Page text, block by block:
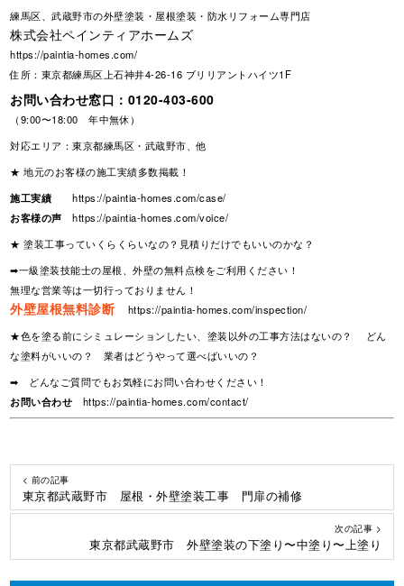
練馬区、武蔵野市の外壁塗装・屋根塗装・防水リフォーム専門店
株式会社ペインティアホームズ
https://paintia-homes.com/
住所：東京都練馬区上石神井4-26-16 ブリリアントハイツ1F
お問い合わせ窓口： 0120-403-600
（9:00〜18:00 年中無休）
対応エリア：東京都練馬区・武蔵野市、他
★ 地元のお客様の施工実績多数掲載！
施工実績
https://paintia-homes.com/case/
お客様の声
https://paintia-homes.com/voice/
★ 塗装工事っていくらくらいなの？見積りだけでもいいのかな？
➡一級塗装技能士の屋根、外壁の無料点検をご利用ください！
無理な営業等は一切行っておりません！
外壁屋根無料診断
https://paintia-homes.com/inspection/
★色を塗る前にシミュレーションしたい、塗装以外の工事方法はないの？ どん
な塗料がいいの？ 業者はどうやって選べばいいの？
➡ どんなご質問でもお気軽にお問い合わせください！
お問い合わせ
https://paintia-homes.com/contact/
< 前の記事
東京都武蔵野市 屋根・外壁塗装工事 門扉の補修
次の記事 >
東京都武蔵野市 外壁塗装の下塗り〜中塗り〜上塗り